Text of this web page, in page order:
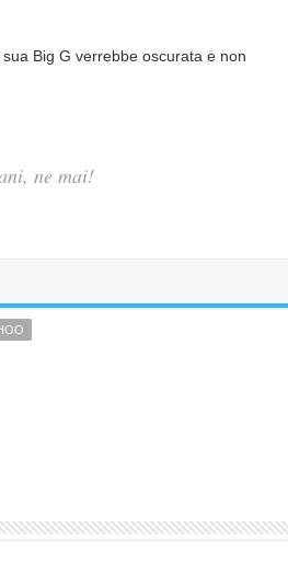
Big G verrebbe oscurata e non
ne mai!